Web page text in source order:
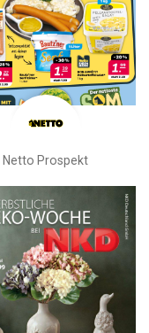
Netto Prospekt